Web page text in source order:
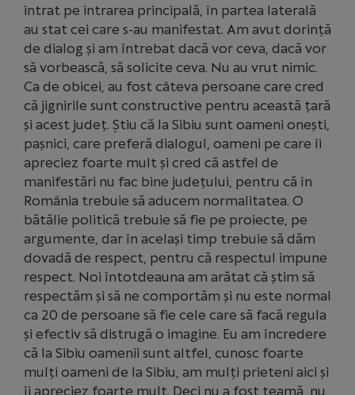
intrat pe intrarea principală, în partea laterală
au stat cei care s-au manifestat. Am avut dorință
de dialog și am întrebat dacă vor ceva, dacă vor
să vorbească, să solicite ceva. Nu au vrut nimic.
Ca de obicei, au fost câteva persoane care cred
că jignirile sunt constructive pentru această țară
și acest județ. Știu că la Sibiu sunt oameni onești,
pașnici, care preferă dialogul, oameni pe care îi
apreciez foarte mult și cred că astfel de
manifestări nu fac bine județului, pentru că în
România trebuie să aducem normalitatea. O
bătălie politică trebuie să fie pe proiecte, pe
argumente, dar în același timp trebuie să dăm
dovadă de respect, pentru că respectul impune
respect. Noi întotdeauna am arătat că știm să
respectăm și să ne comportăm și nu este normal
ca 20 de persoane să fie cele care să facă regula
și efectiv să distrugă o imagine. Eu am încredere
că la Sibiu oamenii sunt altfel, cunosc foarte
mulți oameni de la Sibiu, am mulți prieteni aici și
îi apreciez foarte mult. Deci nu a fost teamă, nu